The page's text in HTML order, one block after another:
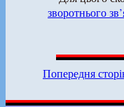
зворотнього
Попередня